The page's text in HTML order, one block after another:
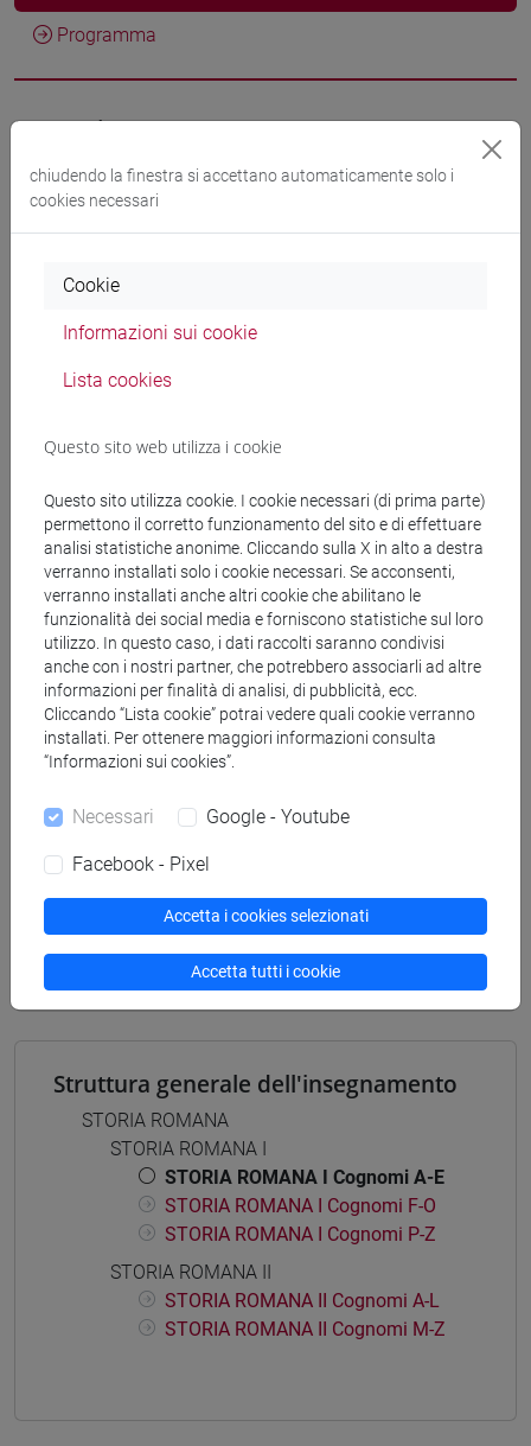
Programma
Docenti
ROHR Francesca
Materiali didattici
Corsi di studio e percorsi
[FT1] CONSERVAZIONE E GESTIONE DEI BENI
E DELLE ATTIVITÀ CULTURALI - Laurea
archeologico
[FT2] FILOSOFIA - Laurea
filosofia e storia
[FT3] LETTERE - Laurea
scienze dell'antichità
[FT5] STORIA - Laurea
antropologico/archivistico bibliotecario/ storico -
mediterraneo antico e medievale/storico -
STORIA ROMANA I [FT0272]
Struttura generale dell'insegnamento
STORIA ROMANA
STORIA ROMANA I
STORIA ROMANA I Cognomi A-E
STORIA ROMANA I Cognomi F-O
STORIA ROMANA I Cognomi P-Z
STORIA ROMANA II
STORIA ROMANA II Cognomi A-L
STORIA ROMANA II Cognomi M-Z
chiudendo la finestra si accettano automaticamente solo i
cookies necessari
Cookie
Informazioni sui cookie
Lista cookies
Questo sito web utilizza i cookie
Questo sito utilizza cookie. I cookie necessari (di prima parte)
permettono il corretto funzionamento del sito e di effettuare
analisi statistiche anonime. Cliccando sulla X in alto a destra
verranno installati solo i cookie necessari. Se acconsenti,
verranno installati anche altri cookie che abilitano le
funzionalità dei social media e forniscono statistiche sul loro
utilizzo. In questo caso, i dati raccolti saranno condivisi
anche con i nostri partner, che potrebbero associarli ad altre
informazioni per finalità di analisi, di pubblicità, ecc.
Cliccando “Lista cookie” potrai vedere quali cookie verranno
installati. Per ottenere maggiori informazioni consulta
“Informazioni sui cookies”.
Necessari Google - Youtube
Facebook - Pixel
Accetta i cookies selezionati
Accetta tutti i cookie